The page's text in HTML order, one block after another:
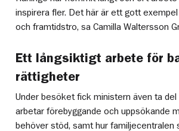
inspirera fler. Det här är ett gott
och framtidstro, sa Camilla Waltersson
Ett långsiktigt arbete för
rättigheter
Under besöket fick ministern även ta del
arbetar förebyggande och uppsökande
behöver stöd, samt hur familjecentralen